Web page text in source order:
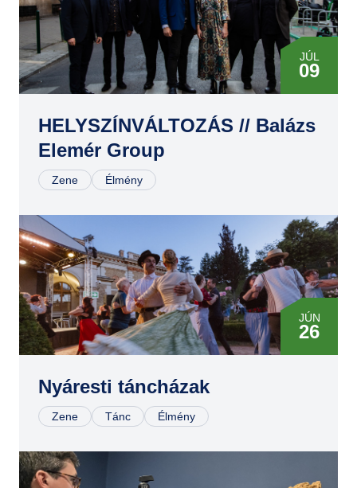
JÚL
09
HELYSZÍNVÁLTOZÁS // Balázs
Elemér Group
Zene Élmény
JÚN
26
Nyáresti táncházak
Zene Tánc Élmény